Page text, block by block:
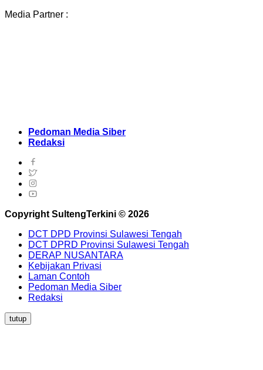
Media Partner :
Pedoman Media Siber
Redaksi
Copyright SultengTerkini © 2026
DCT DPD Provinsi Sulawesi Tengah
DCT DPRD Provinsi Sulawesi Tengah
DERAP NUSANTARA
Kebijakan Privasi
Laman Contoh
Pedoman Media Siber
Redaksi
tutup